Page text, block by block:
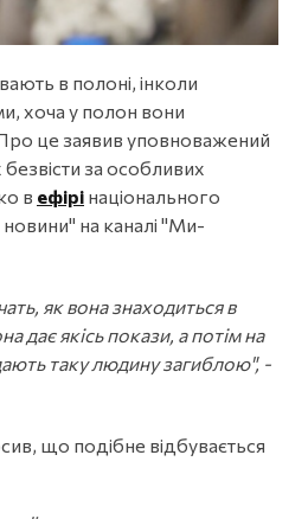
в полоні, інколи
хоча у полон вони
це заявив уповноважений
безвісти за особливих
в ефірі національного
на каналі "Ми-
як вона знаходиться в
дає якісь покази, а потім на
таку людину загиблою", -
що подібне відбувається